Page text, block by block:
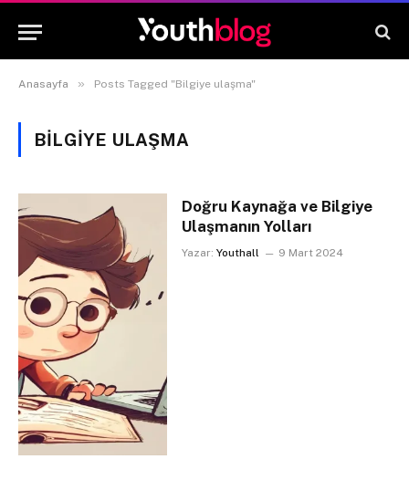
Anasayfa » Posts Tagged "Bilgiye ulaşma"
BILGIYE ULAŞMA
Doğru Kaynağa ve Bilgiye
Ulaşmanın Yolları
Yazar: Youthall 9 Mart 2024